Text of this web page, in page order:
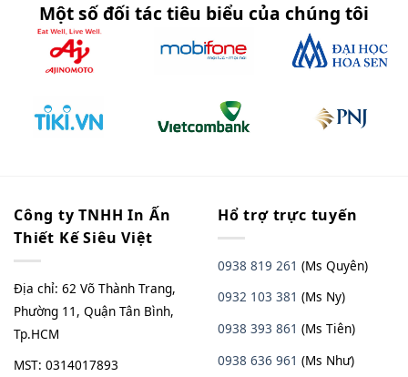
Một số đối tác tiêu biểu của chúng tôi
Công ty TNHH In Ấn
Thiết Kế Siêu Việt
Địa chỉ: 62 Võ Thành Trang,
Phường 11, Quận Tân Bình,
Tp.HCM
MST: 0314017893
Hổ trợ trực tuyến
0938 819 261 (Ms Quyên)
0932 103 381 (Ms Ny)
0938 393 861 (Ms Tiên)
0938 636 961 (Ms Như)